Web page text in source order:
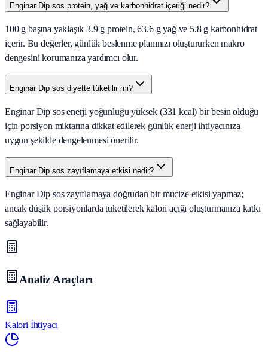
Enginar Dip sos protein, yağ ve karbonhidrat içeriği nedir?
100 g başına yaklaşık 3.9 g protein, 63.6 g yağ ve 5.8 g karbonhidrat
içerir. Bu değerler, günlük beslenme planınızı oluştururken makro
dengesini korumanıza yardımcı olur.
Enginar Dip sos diyette tüketilir mi?
Enginar Dip sos enerji yoğunluğu yüksek (331 kcal) bir besin olduğu
için porsiyon miktarına dikkat edilerek günlük enerji ihtiyacınıza
uygun şekilde dengelenmesi önerilir.
Enginar Dip sos zayıflamaya etkisi nedir?
Enginar Dip sos zayıflamaya doğrudan bir mucize etkisi yapmaz;
ancak düşük porsiyonlarda tüketilerek kalori açığı oluşturmanıza katkı
sağlayabilir.
Analiz Araçları
Kalori İhtiyacı